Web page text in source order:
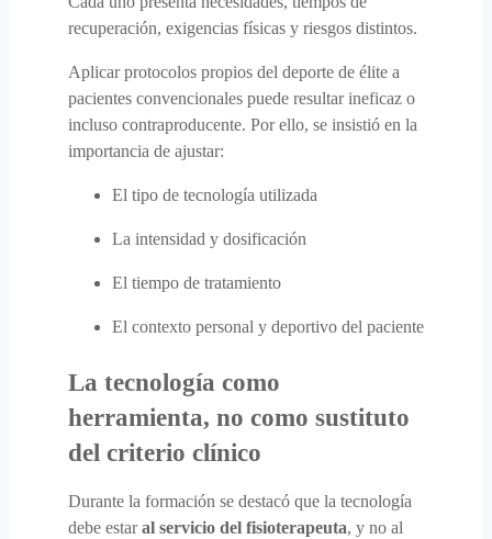
recuperación, exigencias físicas y riesgos distintos.
Aplicar protocolos propios del deporte de élite a
pacientes convencionales puede resultar ineficaz o
incluso contraproducente. Por ello, se insistió en la
importancia de ajustar:
El tipo de tecnología utilizada
La intensidad y dosificación
El tiempo de tratamiento
El contexto personal y deportivo del paciente
La tecnología como
herramienta, no como sustituto
del criterio clínico
Durante la formación se destacó que la tecnología
debe estaral servicio del fisioterapeuta, y no al